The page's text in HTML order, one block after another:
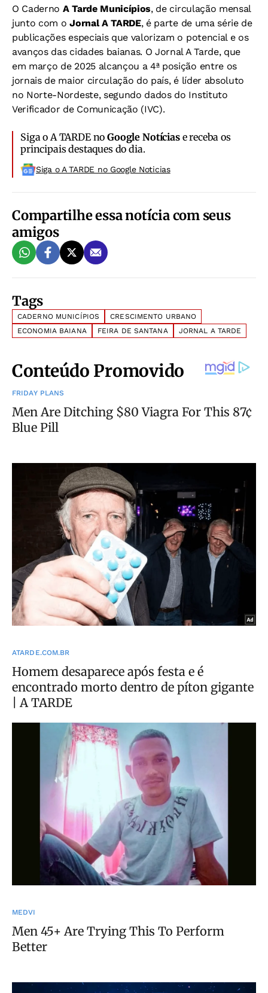
O Caderno A Tarde Municípios, de circulação mensal
junto com oJornal A TARDE, é parte de uma série de
publicações especiais que valorizam o potencial e os
avanços das cidades baianas. O Jornal A Tarde, que
em março de 2025 alcançou a 4ª posição entre os
jornais de maior circulação do país, é líder absoluto
no Norte-Nordeste, segundo dados do Instituto
Verificador de Comunicação (IVC).
Siga o A TARDE noGoogle Notíciase receba os
principais destaques do dia.
Siga o A TARDE no Google Noticias
Compartilhe essa notícia com seus
amigos
Tags
CADERNO MUNICÍPIOS
CRESCIMENTO URBANO
ECONOMIA BAIANA
FEIRA DE SANTANA JORNAL A TARDE